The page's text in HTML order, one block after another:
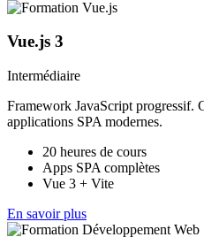
Vue.js 3
Intermédiaire
Framework JavaScript progressif.
applications SPA modernes.
20 heures de cours
Apps SPA complètes
Vue 3 + Vite
En savoir plus